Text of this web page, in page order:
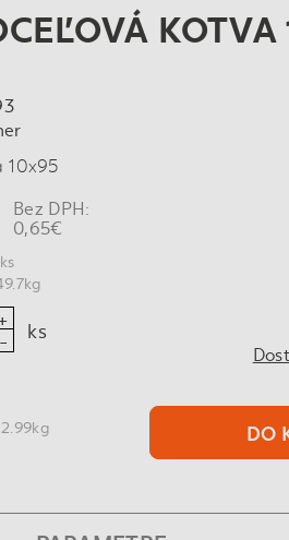
10x95
Bez DPH:
0,65€
ks
DO